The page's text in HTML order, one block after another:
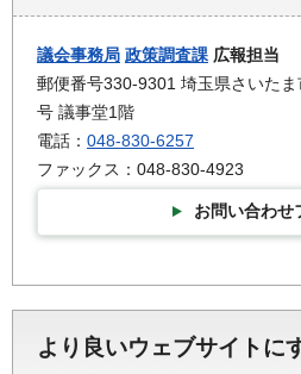
議会事務局 政策調査課 広報担当
郵便番号330-9301 埼玉県さいた
号 議事堂1階
電話： 048-830-6257
ファックス：048-830-4923
お問い合わせ
より良いウェブサイトに